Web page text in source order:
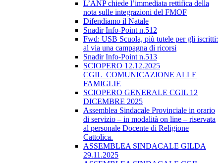
L’ANP chiede l’immediata rettifica della
nota sulle integrazioni del FMOF
Difendiamo il Natale
Snadir Info-Point n.512
Fwd: USB Scuola, più tutele per gli iscritti:
al via una campagna di ricorsi
Snadir Info-Point n.513
SCIOPERO 12.12.2025
CGIL_COMUNICAZIONE ALLE
FAMIGLIE
SCIOPERO GENERALE CGIL 12
DICEMBRE 2025
Assemblea Sindacale Provinciale in orario
di servizio – in modalità on line – riservata
al personale Docente di Religione
Cattolica.
ASSEMBLEA SINDACALE GILDA
29.11.2025